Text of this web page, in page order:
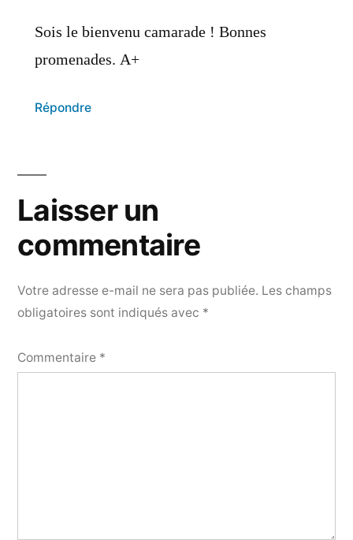
Sois le bienvenu camarade ! Bonnes
promenades. A+
Répondre
Votre adresse e-mail ne sera pas publiée. Les champs
obligatoires sont indiqués avec *
Commentaire *
Laisser un
commentaire